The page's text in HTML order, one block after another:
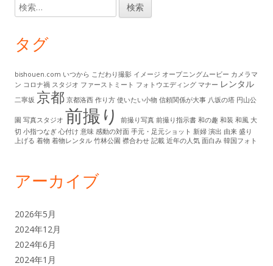
ブ
検
索:
タグ
bishouen.com いつから こだわり撮影 イメージ オープニングムービー カメラマ
ン コロナ禍 スタジオ ファーストミート フォトウエディング マナー レンタル
二寧坂 京都 京都洛西 作り方 使いたい小物 信頼関係が大事 八坂の塔 円山公
園 写真スタジオ 前撮り 前撮り写真 前撮り指示書 和の趣 和装 和風 大
切 小指つなぎ 心付け 意味 感動の対面 手元・足元ショット 新婦 演出 由来 盛り
上げる 着物 着物レンタル 竹林公園 襟合わせ 記載 近年の人気 面白み 韓国フォト
アーカイブ
2026年5月
2024年12月
2024年6月
2024年1月